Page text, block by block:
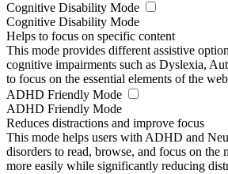
Cognitive Disability Mode
Cognitive Disability Mode
Helps to focus on specific content
This mode provides different assistive
cognitive impairments such as Dyslexia,
to focus on the essential elements of the
ADHD Friendly Mode
ADHD Friendly Mode
Reduces distractions and improve focus
This mode helps users with ADHD and
disorders to read, browse, and focus on the
more easily while significantly reducing